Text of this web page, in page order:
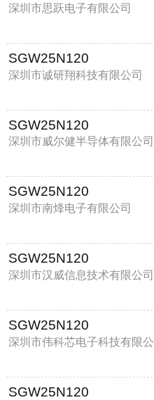
深圳市思跃电子有限公司
SGW25N120
深圳市诚研翔科技有限公司
SGW25N120
深圳市威尔健半导体有限公司
SGW25N120
深圳市南烽电子有限公司
SGW25N120
深圳市汉威信息技术有限公司
SGW25N120
深圳市伟科芯电子科技有限公
SGW25N120